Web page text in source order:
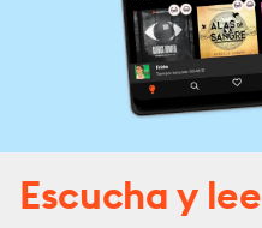
Escucha y lee